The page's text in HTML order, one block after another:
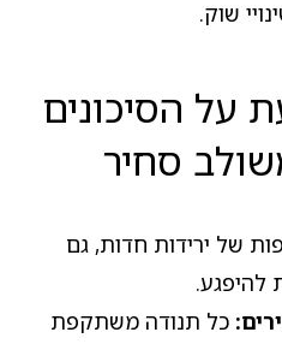
שוק.
על הסיכונים
סחיר
של ירידות חדות, גם
להיפגע.
כל תנודה משתקפת